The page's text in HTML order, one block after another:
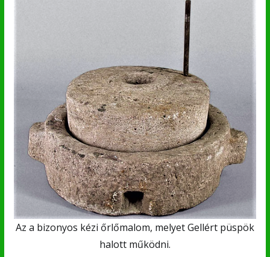
Az a bizonyos kézi őrlőmalom, melyet Gellért püspök
halott működni.